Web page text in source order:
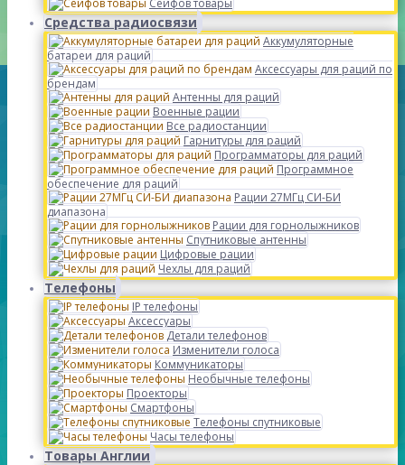
Сейфов товары
Средства радиосвязи
Аккумуляторные
батареи для раций
Аксессуары для раций по
брендам
Антенны для раций
Военные рации
Все радиостанции
Гарнитуры для раций
Программаторы для раций
Программное
обеспечение для раций
Рации 27МГц СИ-БИ
диапазона
Рации для горнолыжников
Спутниковые антенны
Цифровые рации
Чехлы для раций
Телефоны
IP телефоны
Аксессуары
Детали телефонов
Изменители голоса
Коммуникаторы
Необычные телефоны
Проекторы
Смартфоны
Телефоны спутниковые
Часы телефоны
Товары Англии